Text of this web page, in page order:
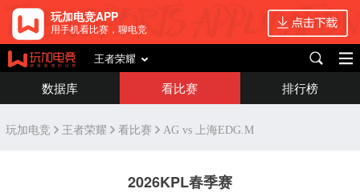
玩加电竞APP
用手机看比赛，聊电竞
王者荣耀
数据库 看比赛 排行榜
玩加电竞 王者荣耀 看比赛 AG vs 上海EDG.M
2026KPL春季赛